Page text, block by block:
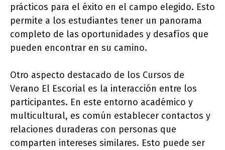
prácticos para el éxito en el campo elegido. Esto
permite a los estudiantes tener un panorama
completo de las oportunidades y desafíos que
pueden encontrar en su camino.
Otro aspecto destacado de los Cursos de
Verano El Escorial es la interacción entre los
participantes. En este entorno académico y
multicultural, es común establecer contactos y
relaciones duraderas con personas que
comparten intereses similares. Esto puede ser